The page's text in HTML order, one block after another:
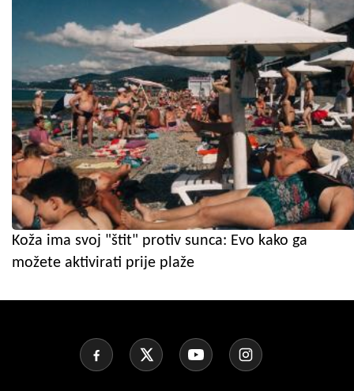
Koža ima svoj "štit" protiv sunca: Evo kako ga
možete aktivirati prije plaže